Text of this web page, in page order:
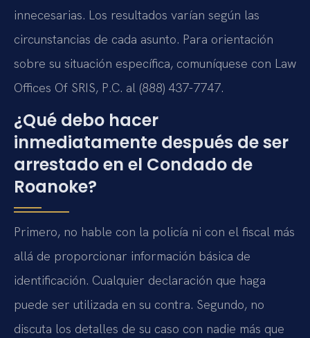
innecesarias. Los resultados varían según las
circunstancias de cada asunto. Para orientación
sobre su situación específica, comuníquese con Law
Offices Of SRIS, P.C. al (888) 437-7747.
¿Qué debo hacer
inmediatamente después de ser
arrestado en el Condado de
Roanoke?
Primero, no hable con la policía ni con el fiscal más
allá de proporcionar información básica de
identificación. Cualquier declaración que haga
puede ser utilizada en su contra. Segundo, no
discuta los detalles de su caso con nadie más que